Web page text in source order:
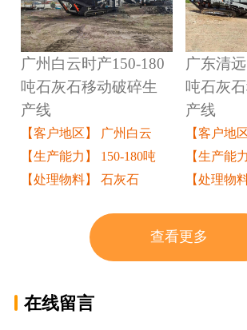
广州白云时产150-180
吨石灰石移动破碎生
产线
【客户地区】 广州白云
【生产能力】 150-180吨
【处理物料】 石灰石
广东清
吨石灰
产线
【客户地
【生产能
【处理物
查看更多
在线留言